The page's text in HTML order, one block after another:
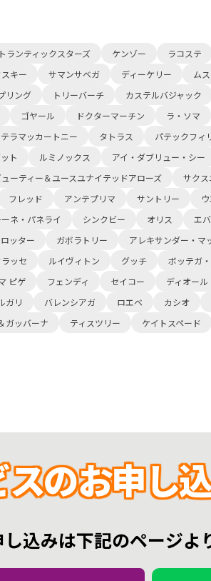
ランティックスターズ ケンゾー ラコステ
キー サマンサベガ ディーケリー ム
リング トリーバーチ カステルバジャック
ゴヤール ドクターマーチン ラ・ソマ
テラマッカートニー タトラス パテックフィ
ト ルミノックス アイ・ダブリュー・シー
ューティー＆ユースユナイテッドアローズ サクス
フレッド アンテプリマ サントリー
ネ・パネライ シンクビー オリス エ
ッター ガボラトリー アレキサンダー・マ
ッセ ルイヴィトン グッチ ボッテガ
ピゲ フェンディ セイコー ディオール
ガリ バレンシアガ ロエベ カシオ
ガッバーナ ティスツリー ケイトスペード
のお申し
込みは下記のページよ